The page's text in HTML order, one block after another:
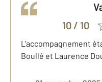
10/ 10
L'accompagnement
Boullé et Laurence